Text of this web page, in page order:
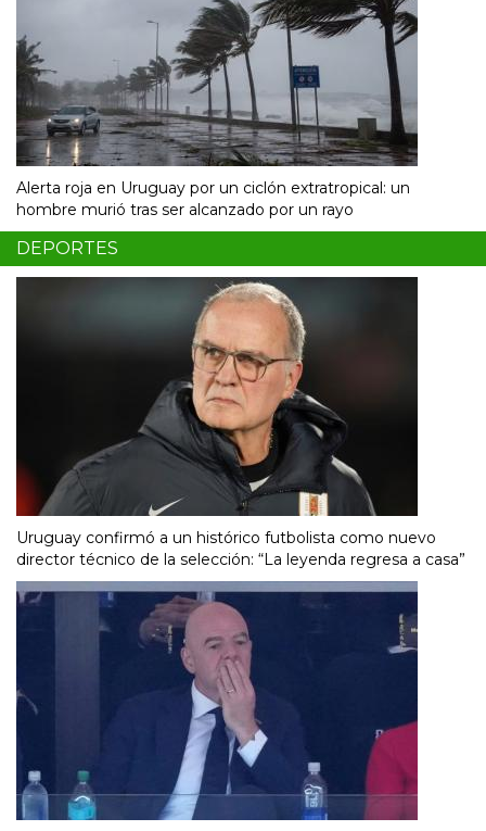
Alerta roja en Uruguay por un ciclón extratropical: un
hombre murió tras ser alcanzado por un rayo
DEPORTES
Uruguay confirmó a un histórico futbolista como nuevo
director técnico de la selección: “La leyenda regresa a casa”